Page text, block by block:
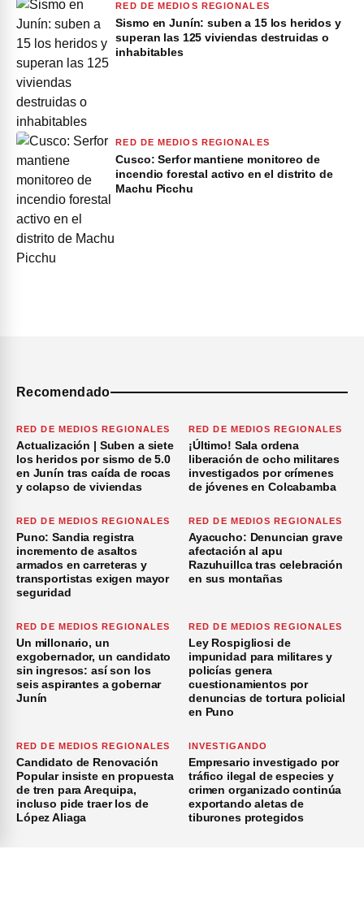
RED DE MEDIOS REGIONALES
Sismo en Junín: suben a 15 los heridos y
superan las 125 viviendas destruidas o
inhabitables
RED DE MEDIOS REGIONALES
Cusco: Serfor mantiene monitoreo de
incendio forestal activo en el distrito de
Machu Picchu
Recomendado
RED DE MEDIOS REGIONALES
Actualización | Suben a siete
los heridos por sismo de 5.0
en Junín tras caída de rocas
y colapso de viviendas
RED DE MEDIOS REGIONALES
¡Último! Sala ordena
liberación de ocho militares
investigados por crímenes
de jóvenes en Colcabamba
RED DE MEDIOS REGIONALES
Puno: Sandia registra
incremento de asaltos
armados en carreteras y
transportistas exigen mayor
seguridad
RED DE MEDIOS REGIONALES
Ayacucho: Denuncian grave
afectación al apu
Razuhuillca tras celebración
en sus montañas
RED DE MEDIOS REGIONALES
Un millonario, un
exgobernador, un candidato
sin ingresos: así son los
seis aspirantes a gobernar
Junín
RED DE MEDIOS REGIONALES
Ley Rospigliosi de
impunidad para militares y
policías genera
cuestionamientos por
denuncias de tortura policial
en Puno
RED DE MEDIOS REGIONALES
Candidato de Renovación
Popular insiste en propuesta
de tren para Arequipa,
incluso pide traer los de
López Aliaga
INVESTIGANDO
Empresario investigado por
tráfico ilegal de especies y
crimen organizado continúa
exportando aletas de
tiburones protegidos